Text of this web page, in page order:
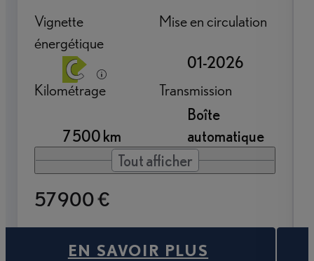
Vignette
énergétique
Mise en circulation
01-2026
Kilométrage
7 500 km
Transmission
Boîte
automatique
Tout afficher
57 900 €
EN SAVOIR PLUS